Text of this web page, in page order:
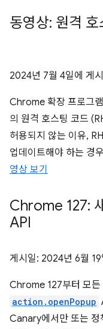
동영상: 원격
2024년 7월 4일에 게
Chrome 확장 프로그
의 원격 호스팅 코드
허용되지 않는 이유,
업데이트해야 하는 경
영상 보기
Chrome 127:
API
게시일: 2024년 6월 19
Chrome 127부터 모든
action.openPopup
Canary에서만 또는 정